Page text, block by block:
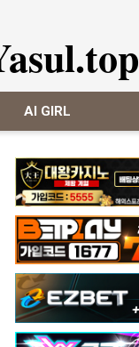
AI GIRL